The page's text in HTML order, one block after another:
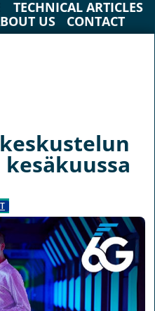
TECHNICAL ARTICLES
US CONTACT